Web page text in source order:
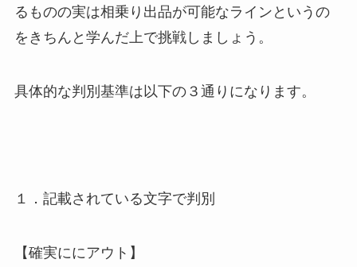
るものの実は相乗り出品が可能なラインというの
をきちんと学んだ上で挑戦しましょう。
具体的な判別基準は以下の３通りになります。
１．記載されている文字で判別
【確実ににアウト】